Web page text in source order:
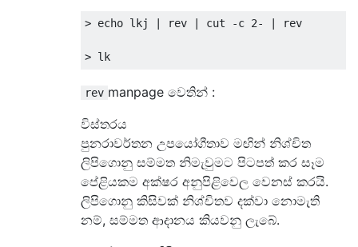
> echo lkj rev cut -c 2- rev
> lk
rev manpage වෙතින් :
විස්තරය
පුනරාවර්තන උපයෝගීතාව මඟින් නිශ්චිත
ලිපිගොනු සම්මත නිමැවුමට පිටපත් කර සෑම
පේළියකම අක්ෂර අනුපිළිවෙල වෙනස් කරයි.
ලිපිගොනු කිසිවක් නිශ්චිතව දක්වා නොමැති
නම්, සම්මත ආදානය කියවනු ලැබේ.